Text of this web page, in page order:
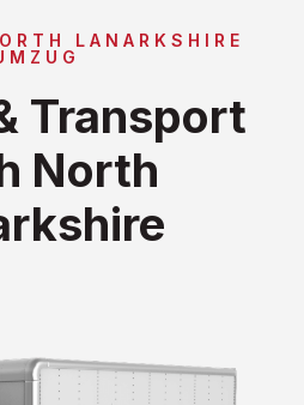
LANARKSHIRE
Transport
North